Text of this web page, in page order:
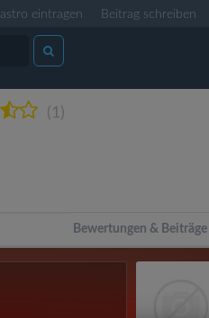
eintragen Beitrag schreiben
(1)
Bewertungen & Beiträge